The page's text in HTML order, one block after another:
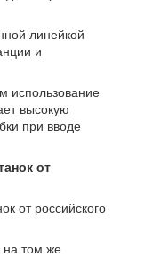
линейкой
и
использование
высокую
при вводе
от
на том же